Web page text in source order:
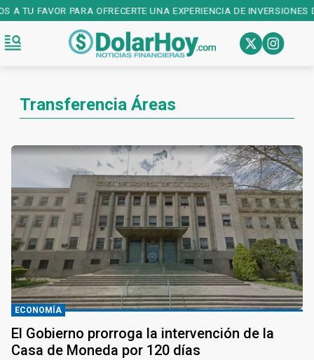
TU FAVOR PARA OFRECERTE UNA EXPERIENCIA DE INVERSIONES
Transferencia Áreas
ECONOMÍA
El Gobierno prorroga la intervención de la
Casa de Moneda por 120 días